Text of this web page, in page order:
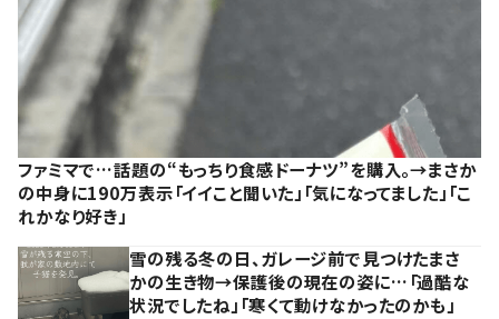
ファミマで…話題の“もっちり食感ドーナツ”を購入。→まさか
の中身に190万表示「イイこと聞いた」「気になってました」「こ
れかなり好き」
雪の残る冬の日、ガレージ前で見つけたまさ
かの生き物→保護後の現在の姿に…「過酷な
状況でしたね」「寒くて動けなかったのかも」